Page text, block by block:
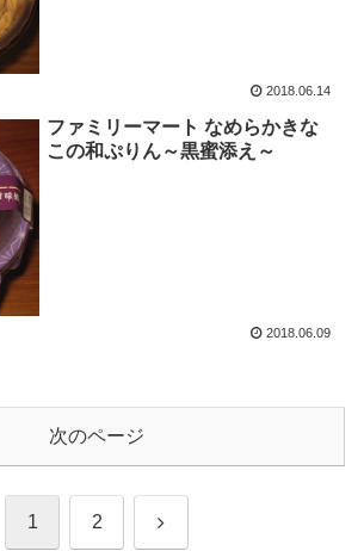
2018.06.14
ファミリーマート なめらかきな
この和ぷりん～黒蜜添え～
2018.06.09
次のページ
1 2 次